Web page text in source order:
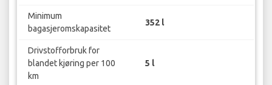
Minimum
bagasjeromskapasitet
352 l
Drivstofforbruk for
blandet kjøring per 100
km
5 l